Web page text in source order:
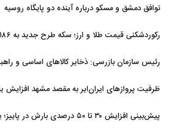
توافق دمشق و مسکو درباره آینده دو پایگاه روسیه
رکوردشکنی قیمت طلا و ارز؛ سکه طرح جدید به ۱۸۶ میلیون تومان رسید
رئیس سازمان بازرسی: ذخایر کالاهای اساسی و
ظرفیت پروازهای ایران‌ایر به مقصد مشهد افزایش
پیش‌بینی افزایش ۳۰ تا ۵۰ درصدی بارش